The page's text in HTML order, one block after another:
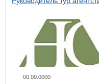
00.00.0000